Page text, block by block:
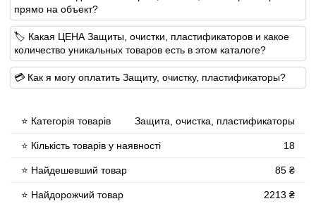
прямо на объект?
🏷 Какая ЦЕНА Защиты, очистки, пластификаторов и какое
количество уникальных товаров есть в этом каталоге?
💳 Как я могу оплатить Защиту, очистку, пластификаторы?
⭐ Категорія товарів Защита, очистка, пластификаторы
⭐ Кількість товарів у наявності 18
⭐ Найдешевший товар 85 ₴
⭐ Найдорожчий товар 2213 ₴